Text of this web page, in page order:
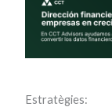
Estratègies: